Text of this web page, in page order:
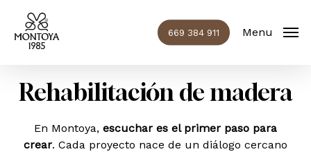
main
669 384 911 Menu
Rehabilitación de madera
En Montoya, escuchar es el primer paso para
crear. Cada proyecto nace de un diálogo cercano